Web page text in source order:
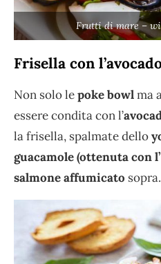
Frutti di mare –
Frisella con
Non solo lepoke bowlma
essere condita con l’
la frisella, spalmate dello
guacamole (ottenuta con
salmone affumicato